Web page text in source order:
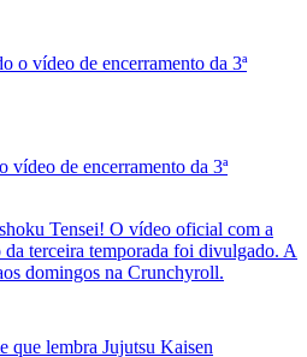
de encerramento da 3ª
Tensei! O vídeo oficial com a
da terceira temporada foi divulgado. A
domingos na Crunchyroll.